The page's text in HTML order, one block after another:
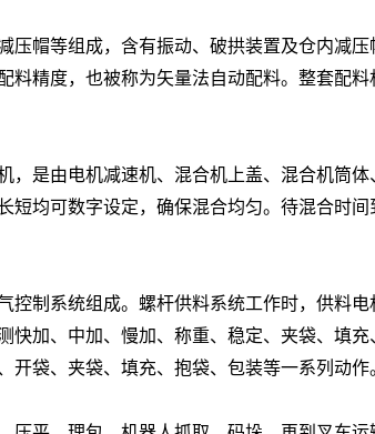
帽等组成，含有振动、破拱装置及仓内减
精度，也被称为矢量法自动配料。整套配
是由电机减速机、混合机上盖、混合机筒
均可数字设定，确保混合均匀。待混合时间
制系统组成。螺杆供料系统工作时，供料电
加、中加、慢加、称重、稳定、夹袋、填
袋、夹袋、填充、抱袋、包装等一系列动作